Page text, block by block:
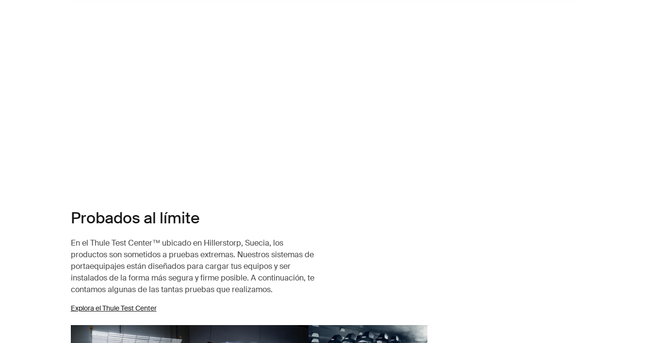
Probados al límite
En el Thule Test Center™ ubicado en Hillerstorp, Suecia, los
productos son sometidos a pruebas extremas. Nuestros sistemas de
portaequipajes están diseñados para cargar tus equipos y ser
instalados de la forma más segura y firme posible. A continuación, te
contamos algunas de las tantas pruebas que realizamos.
Explora el Thule Test Center